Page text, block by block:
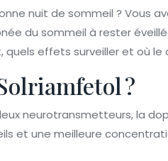
nuit de sommeil ? Vous
du sommeil à rester
effets surveiller et où
?
neurotransmetteurs, la
et une meilleure